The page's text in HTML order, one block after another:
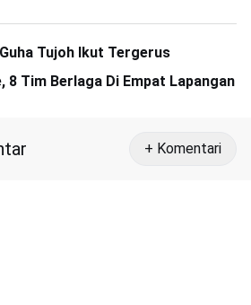
Tujoh Ikut Tergerus
8 Tim Berlaga Di Empat Lapangan
+ Komentari